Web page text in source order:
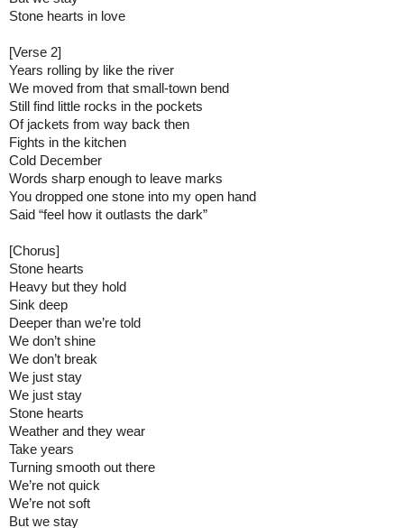
Stone hearts in love
[Verse 2]
Years rolling by like the river
We moved from that small-town bend
Still find little rocks in the pockets
Of jackets from way back then
Fights in the kitchen
Cold December
Words sharp enough to leave marks
You dropped one stone into my open hand
Said “feel how it outlasts the dark”
[Chorus]
Stone hearts
Heavy but they hold
Sink deep
Deeper than we’re told
We don’t shine
We don’t break
We just stay
We just stay
Stone hearts
Weather and they wear
Take years
Turning smooth out there
We’re not quick
We’re not soft
But we stay